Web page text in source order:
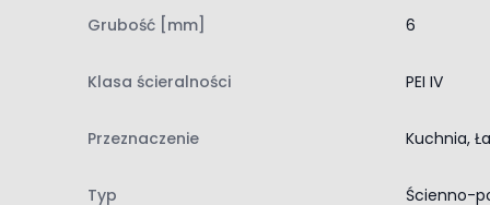
Idealnie sprawdzają się zarówno
we wnętrzach,
Rektyfikacja
Dzięki tej obróbce, płytki mają równoległe boki,
Grubość [mm] 6
Klasa ścieralności PEI IV
Przeznaczenie Kuchnia,
Typ Ścienno-